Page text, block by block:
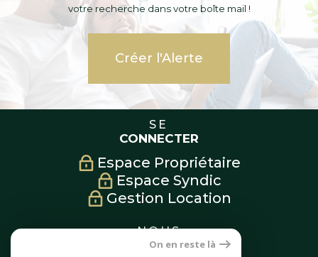
votre recherche dans votre boîte mail !
Créer l'Alerte
SE
CONNECTER
Espace Propriétaire
Espace Syndic
Gestion Location
NOUS
SUIVRE
On en reste là